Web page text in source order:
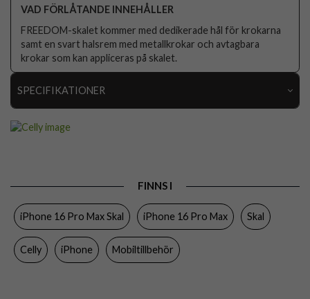
VAD FÖRLÅTANDE INNEHÅLLER
FREEDOM-skalet kommer med dedikerade hål för krokarna
samt en svart halsrem med metallkrokar och avtagbara
krokar som kan appliceras på skalet.
SPECIFIKATIONER
Axelrem, MagSafe-kompatibel
Färg Genomskinlig, Vit
Material Hårdplast (PC), Mjukplast (TPU)
Varumärke
FINNS I
iPhone 16 Pro Max Skal iPhone 16 Pro Max Skal
Celly iPhone Mobiltillbehör